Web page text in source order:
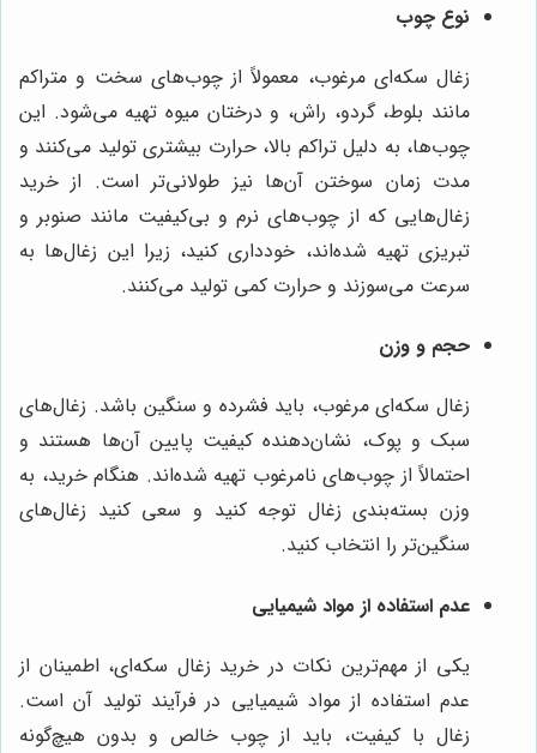
نوع چوب
زغال سکه‌ای مرغوب، معمولاً از چوب‌های سخت و متراکم
مانند بلوط، گردو، راش، و درختان میوه تهیه می‌شود. این
چوب‌ها، به دلیل تراکم بالا، حرارت بیشتری تولید می‌کنند و
مدت زمان سوختن آن‌ها نیز طولانی‌تر است. از خرید
زغال‌هایی که از چوب‌های نرم و بی‌کیفیت مانند صنوبر و
تبریزی تهیه شده‌اند، خودداری کنید، زیرا این زغال‌ها به
سرعت می‌سوزند و حرارت کمی تولید می‌کنند.
حجم و وزن
زغال سکه‌ای مرغوب، باید فشرده و سنگین باشد. زغال‌های
سبک و پوک، نشان‌دهنده کیفیت پایین آن‌ها هستند و
احتمالاً از چوب‌های نامرغوب تهیه شده‌اند. هنگام خرید، به
وزن بسته‌بندی زغال توجه کنید و سعی کنید زغال‌های
سنگین‌تر را انتخاب کنید.
عدم استفاده از مواد شیمیایی
یکی از مهم‌ترین نکات در خرید زغال سکه‌ای، اطمینان از
عدم استفاده از مواد شیمیایی در فرآیند تولید آن است.
زغال با کیفیت، باید از چوب خالص و بدون هیچ‌گونه